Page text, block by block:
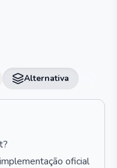
Alternativa
oficial